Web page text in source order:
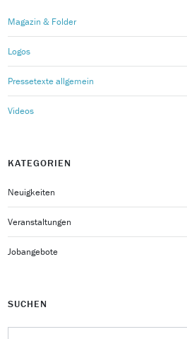
Magazin & Folder
Logos
Pressetexte allgemein
Videos
KATEGORIEN
Neuigkeiten
Veranstaltungen
Jobangebote
SUCHEN